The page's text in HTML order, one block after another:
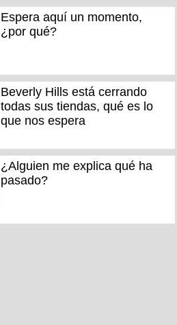
Espera aquí un momento,
¿por qué?
Beverly Hills está cerrando
todas sus tiendas, qué es lo
que nos espera
¿Alguien me explica qué ha
pasado?